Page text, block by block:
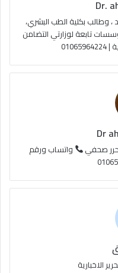
Dr.
وطالب بكلية الطب البشري،
تابعة لوزارتي التضامن
Dr
صحفي
واتساب ورقم
الاخبارية